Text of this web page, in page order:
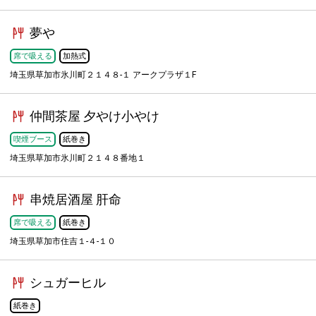
夢や
席で吸える 加熱式
埼玉県草加市氷川町２１４８-１ アークプラザ１F
仲間茶屋 夕やけ小やけ
喫煙ブース 紙巻き
埼玉県草加市氷川町２１４８番地１
串焼居酒屋 肝命
席で吸える 紙巻き
埼玉県草加市住吉１-４-１０
シュガーヒル
紙巻き